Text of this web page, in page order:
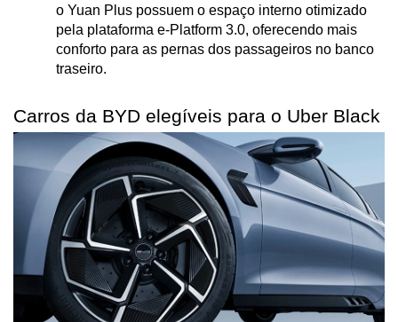
o Yuan Plus possuem o espaço interno otimizado
pela plataforma e-Platform 3.0, oferecendo mais
conforto para as pernas dos passageiros no banco
traseiro.